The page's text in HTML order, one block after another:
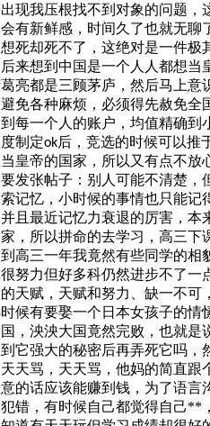
现我压根找不到对象的问题
有新鲜感，时间久了也就无
死却死不了，这绝对是一件极
来想到中国是一个人人都想
亮都是三顾茅庐，然后马上
免各种麻烦，必须得先赦免
每一个人的账户，均值精确
制定ok后，竞选的时候可以推
皇帝的国家，所以又有点不放
发张帖子： 别人可能不清楚，
记忆，小时候的事情也只能
且最近记忆力衰退的厉害，
，所以拼命的去学习，高三
高三一年我竟然有些同学的
努力但好多科仍然进步不了
天赋，天赋和努力、缺一不
候有要娶一个日本女孩子的
，泱泱大国竟然完败，也就
它强大的秘密后再弄死它吗
天骂，天天骂，他妈的简直
的话应该能赚到钱，为了语
错，有时候自己都觉得自己